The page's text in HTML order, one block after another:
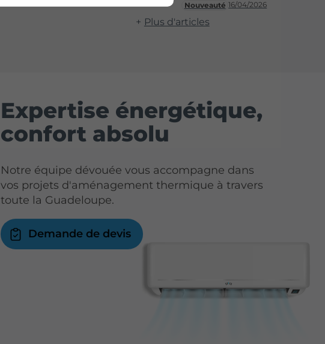
Nouveauté 16/04/2026
Plus d'articles
Expertise énergétique,
confort absolu
Notre équipe dévouée vous accompagne dans
vos projets d'aménagement thermique à travers
toute la Guadeloupe.
Demande de devis